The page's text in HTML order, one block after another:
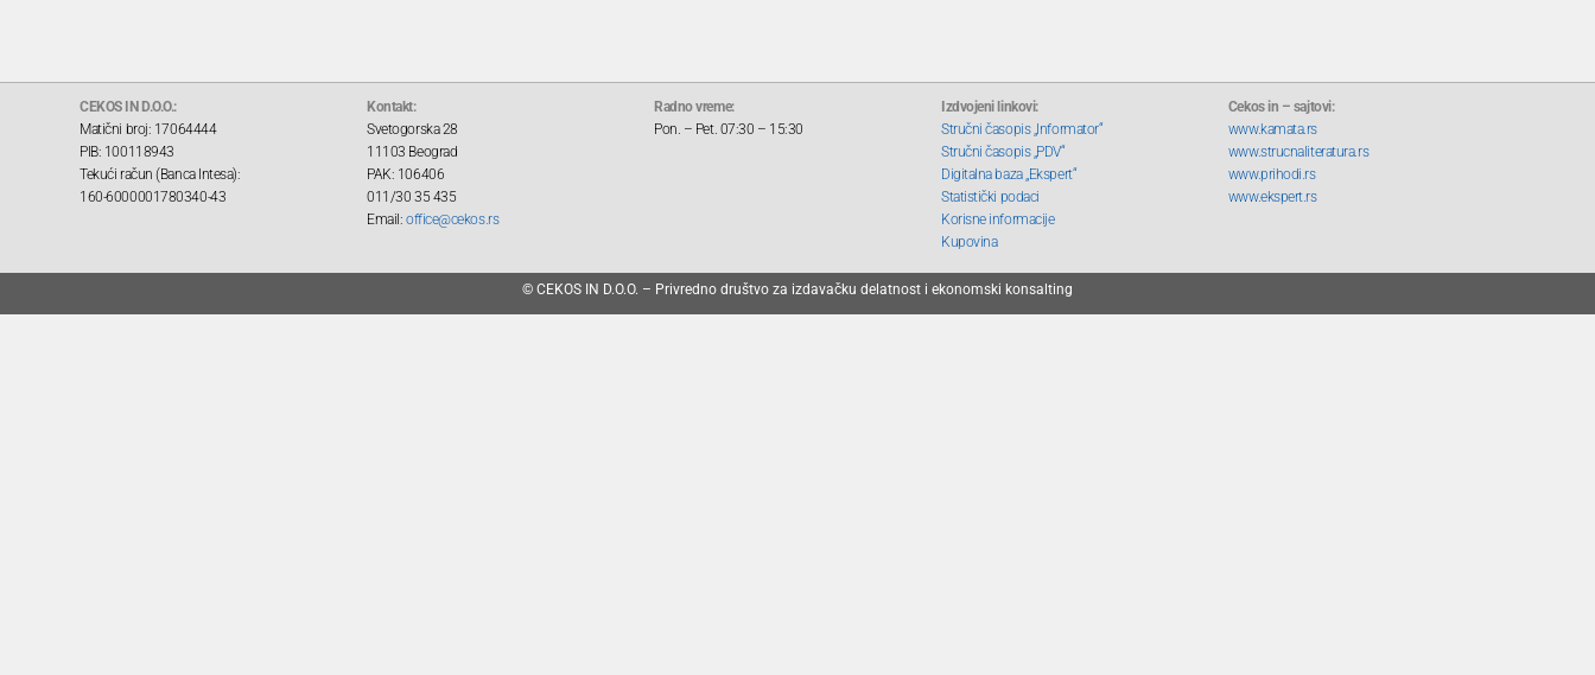
CEKOS IN D.O.O.:
Matični broj: 17064444
PIB: 100118943
Tekući račun (Banca Intesa):
160-6000001780340-43
Kontakt:
Svetogorska 28
11103 Beograd
PAK: 106406
011/30 35 435
Email: office@cekos.rs
Radno vreme:
Pon. – Pet. 07:30 – 15:30
Izdvojeni linkovi:
Stručni časopis „Informator“
Stručni časopis „PDV“
Digitalna baza „Ekspert“
Statistički podaci
Korisne informacije
Kupovina
Cekos in – sajtovi:
www.kamata.rs
www.strucnaliteratura.rs
www.prihodi.rs
www.ekspert.rs
© CEKOS IN D.O.O. – Privredno društvo za izdavačku delatnost i ekonomski konsalting